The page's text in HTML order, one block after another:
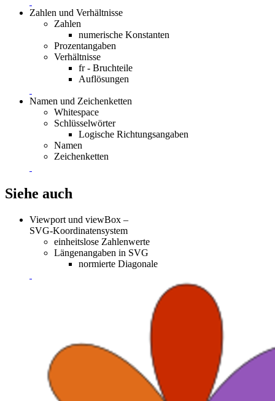
Zahlen und Verhältnisse
Zahlen
numerische Konstanten
Prozentangaben
Verhältnisse
fr - Bruchteile
Auflösungen
Namen und Zeichenketten
Whitespace
Schlüsselwörter
Logische Richtungsangaben
Namen
Zeichenketten
Siehe auch
Viewport und viewBox –
SVG-Koordinatensystem
einheitslose Zahlenwerte
Längenangaben in SVG
normierte Diagonale